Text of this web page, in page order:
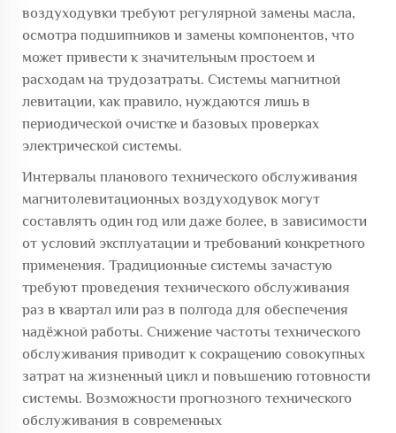
воздуходувки требуют регулярной замены масла,
осмотра подшипников и замены компонентов, что
может привести к значительным простоем и
расходам на трудозатраты. Системы магнитной
левитации, как правило, нуждаются лишь в
периодической очистке и базовых проверках
электрической системы.
Интервалы планового технического обслуживания
магнитолевитационных воздуходувок могут
составлять один год или даже более, в зависимости
от условий эксплуатации и требований конкретного
применения. Традиционные системы зачастую
требуют проведения технического обслуживания
раз в квартал или раз в полгода для обеспечения
надёжной работы. Снижение частоты технического
обслуживания приводит к сокращению совокупных
затрат на жизненный цикл и повышению готовности
системы. Возможности прогнозного технического
обслуживания в современных